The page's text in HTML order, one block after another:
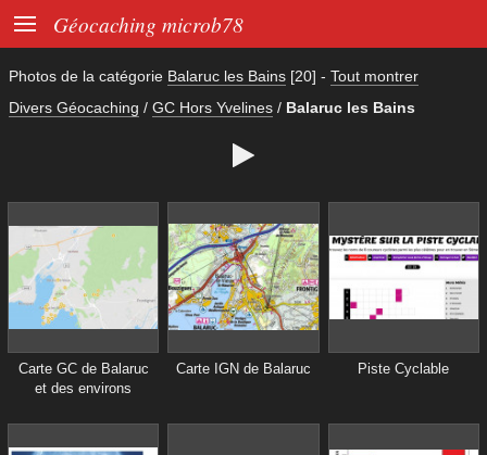
 Géocaching microb78
Photos de la catégorie Balaruc les Bains [20] - Tout montrer
Divers Géocaching / GC Hors Yvelines / Balaruc les Bains

Carte GC de Balaruc
et des environs
Carte IGN de Balaruc Piste Cyclable